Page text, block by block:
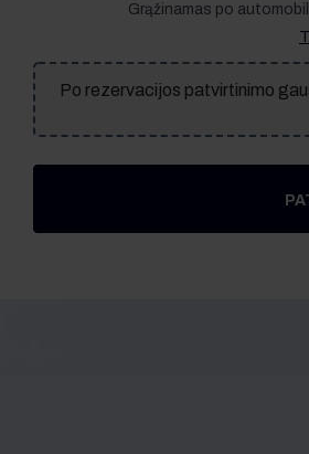
Grąžinamas po
Po rezervacijos patvirtinimo